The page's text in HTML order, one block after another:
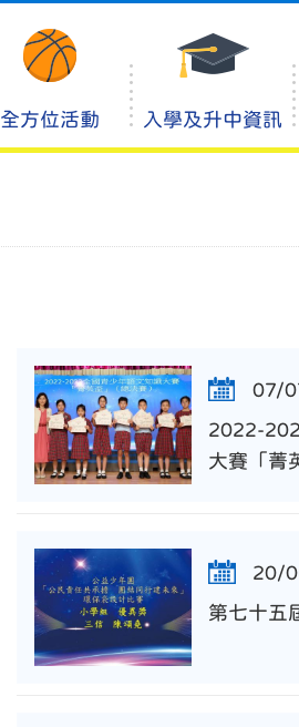
全方位活動 入學及升中資訊
07/
2022-
大賽「菁
20/
第七十五